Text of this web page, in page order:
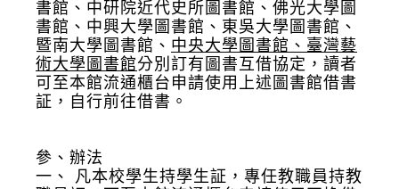
書館、中研院近代史所圖書館、佛光大學圖
書館、中興大學圖書館、東吳大學圖書館、
暨南大學圖書館、 中央大學圖書館、臺灣藝
術大學圖書館分別訂有圖書互借協定，讀者
可至本館流通櫃台申請使用上述圖書館借書
証，自行前往借書。
參、辦法
一、
凡本校學生持學生証，專任教職員持教